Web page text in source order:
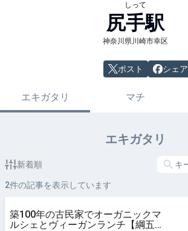
しって
尻手駅
神奈川県川崎市幸区
ポスト シェア
エキガタリ マチ
エキガタリ
新着順
2件の記事を表示しています
築100年の古民家でオーガニックマ
ルシェとヴィーガンランチ【綱五郎